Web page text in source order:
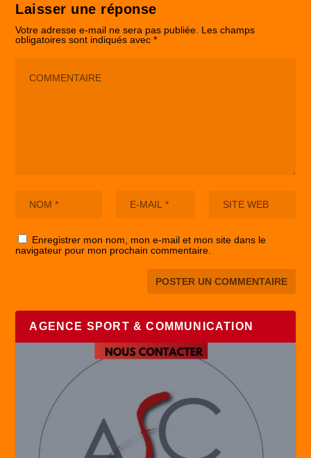
Laisser une réponse
Votre adresse e-mail ne sera pas publiée. Les champs
obligatoires sont indiqués avec*
Enregistrer mon nom, mon e-mail et mon site dans le
navigateur pour mon prochain commentaire.
AGENCE SPORT & COMMUNICATION